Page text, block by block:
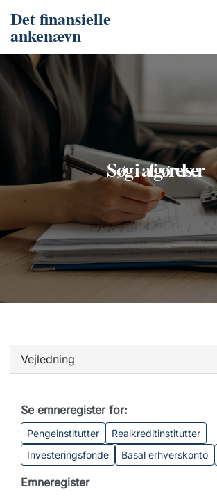
Det finansielle
ankenævn
Søg i afgørelser
Vejledning
Se emneregister for:
Pengeinstitutter
Realkreditinstitutter
Investeringsfonde
Basal erhverskonto
Emneregister